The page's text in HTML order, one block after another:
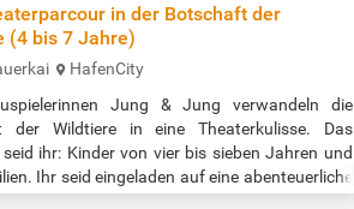
in der Botschaft der
(4 bis 7 Jahre)
HafenCity
Jung & Jung verwandeln die
der Wildtiere in eine Theaterkulisse. Das
ihr: Kinder von vier bis sieben Jahren und
Ihr seid eingeladen auf eine abenteuerliche
die heimische Tierwelt. Die Reiseleitung